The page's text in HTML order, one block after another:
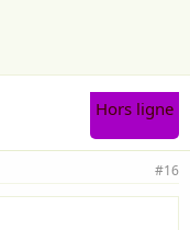
Hors ligne
#16